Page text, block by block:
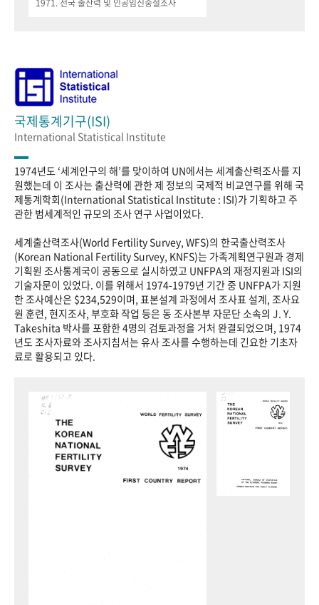
1971. 전국 출산력 및 인공임신중절조사
국제통계기구(ISI)
International Statistical Institute
1974년도 ‘세계인구의 해’를 맞이하여 UN에서는 세계출산력조사를 지
원했는데 이 조사는 출산력에 관한 제 정보의 국제적 비교연구를 위해 국
제통계학회(International Statistical Institute : ISI)가 기획하고 주
관한 범세계적인 규모의 조사 연구 사업이었다.
세계출산력조사(World Fertility Survey, WFS)의 한국출산력조사
(Korean National Fertility Survey, KNFS)는 가족계획연구원과 경제
기획원 조사통계국이 공동으로 실시하였고 UNFPA의 재정지원과 ISI의
기술자문이 있었다. 이를 위해서 1974-1979년 기간 중 UNFPA가 지원
한 조사예산은 $234,529이며, 표본설계 과정에서 조사표 설계, 조사요
원 훈련, 현지조사, 부호화 작업 등은 동 조사본부 자문단 소속의 J. Y.
Takeshita 박사를 포함한 4명의 검토과정을 거처 완결되었으며, 1974
년도 조사자료와 조사지침서는 유사 조사를 수행하는데 긴요한 기초자
료로 활용되고 있다.